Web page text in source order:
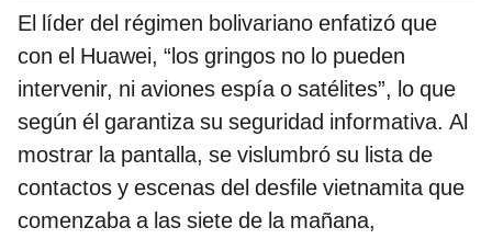
El líder del régimen bolivariano enfatizó que
con el Huawei, “los gringos no lo pueden
intervenir, ni aviones espía o satélites”, lo que
según él garantiza su seguridad informativa. Al
mostrar la pantalla, se vislumbró su lista de
contactos y escenas del desfile vietnamita que
comenzaba a las siete de la mañana,